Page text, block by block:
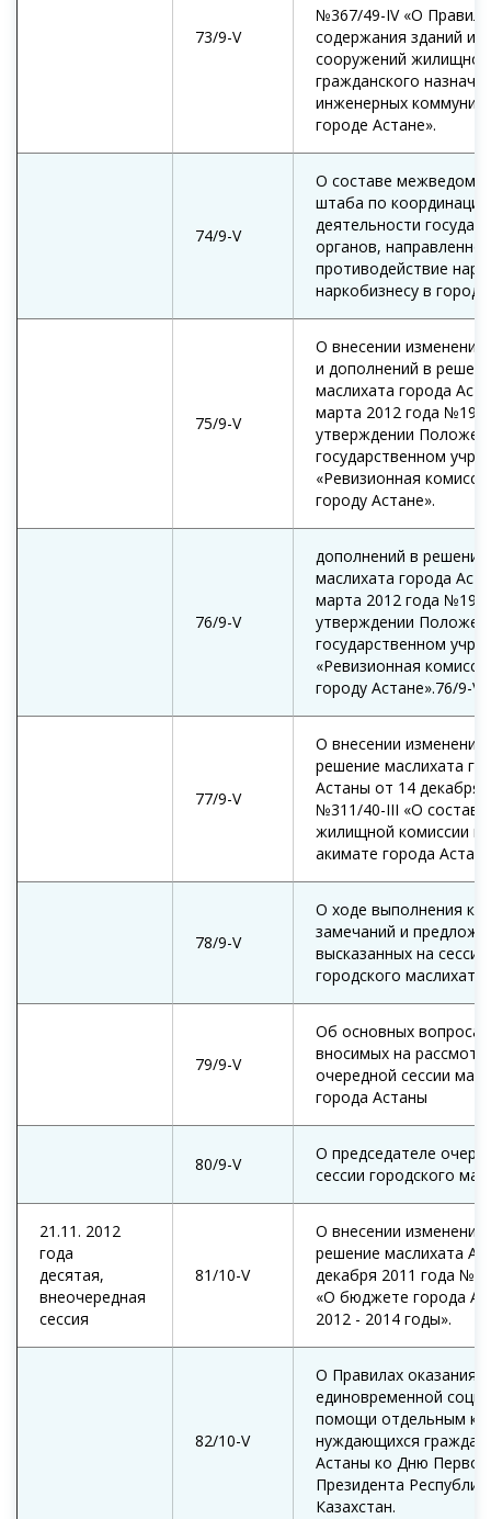
73/9-V
№367/49-IV «О
содержания зданий и
сооружений жилищно-
гражданского
инженерных
городе Астане».
74/9-V
О составе
штаба по координации
деятельности
органов,
противодействие
наркобизнесу в
75/9-V
О внесении изменений
и дополнений в
маслихата города
марта 2012 года №19/
утверждении
государственном
«Ревизионная
городу Астане».
76/9-V
дополнений в решение
маслихата города
марта 2012 года №19/
утверждении
государственном
«Ревизионная
городу Астане».76/9-V
77/9-V
О внесении изменений
решение маслихата
Астаны от 14 декабря
№311/40-III «О составе
жилищной комиссии
акимате города
78/9-V
О ходе выполнения
замечаний и
высказанных на сессии
городского маслихата
79/9-V
Об основных
вносимых на
очередной сессии
города Астаны
80/9-V
О председателе
сессии городского
21.11. 2012
года
десятая,
внеочередная
сессия
81/10-V
О внесении изменений
решение маслихата
декабря 2011 года
«О бюджете города
2012 - 2014 годы».
82/10-V
О Правилах оказания
единовременной
помощи отдельным
нуждающихся граждан
Астаны ко Дню
Президента
Казахстан.